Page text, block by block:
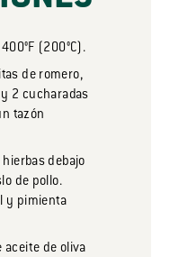
(200°C).
de romero,
2 cucharadas
tazón
debajo
de pollo.
y pimienta
aceite de oliva